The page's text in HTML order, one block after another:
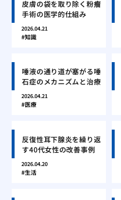
皮膚の袋を取り除く粉瘤
手術の医学的仕組み
2026.04.21
知識
唾液の通り道が塞がる唾
石症のメカニズムと治療
2026.04.21
医療
反復性耳下腺炎を繰り返
す40代女性の改善事例
2026.04.20
生活